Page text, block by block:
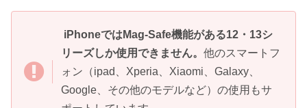
iPhoneではMag-Safe機能がある12・13シ
リーズしか使用できません。 他のスマートフ
ォン（ipad、Xperia、Xiaomi、Galaxy、
Google、その他のモデルなど）の使用もサ